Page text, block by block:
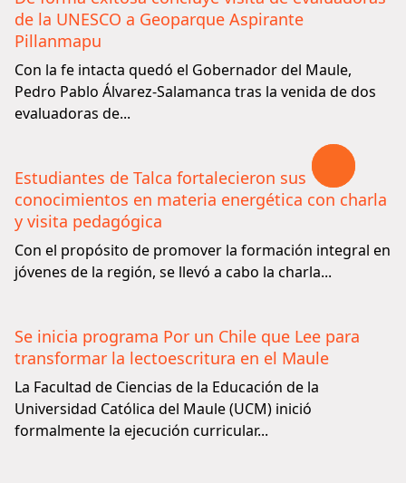
de la UNESCO a Geoparque Aspirante
Pillanmapu
Con la fe intacta quedó el Gobernador del Maule,
Pedro Pablo Álvarez-Salamanca tras la venida de dos
evaluadoras de...
Estudiantes de Talca fortalecieron sus
conocimientos en materia energética con charla
y visita pedagógica
Con el propósito de promover la formación integral en
jóvenes de la región, se llevó a cabo la charla...
Se inicia programa Por un Chile que Lee para
transformar la lectoescritura en el Maule
La Facultad de Ciencias de la Educación de la
Universidad Católica del Maule (UCM) inició
formalmente la ejecución curricular...